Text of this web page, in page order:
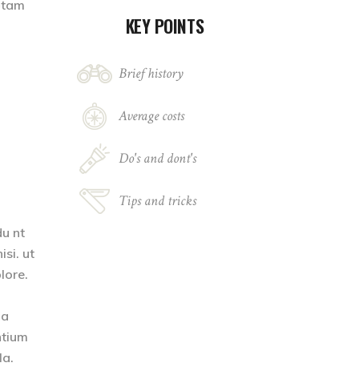
nt
ut
KEY POINTS
Brief history
Average costs
Do's and dont's
Tips and tricks